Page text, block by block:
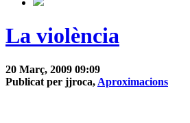
La violència
20 Març, 2009 09:09
Publicat per jjroca, Aproximacions